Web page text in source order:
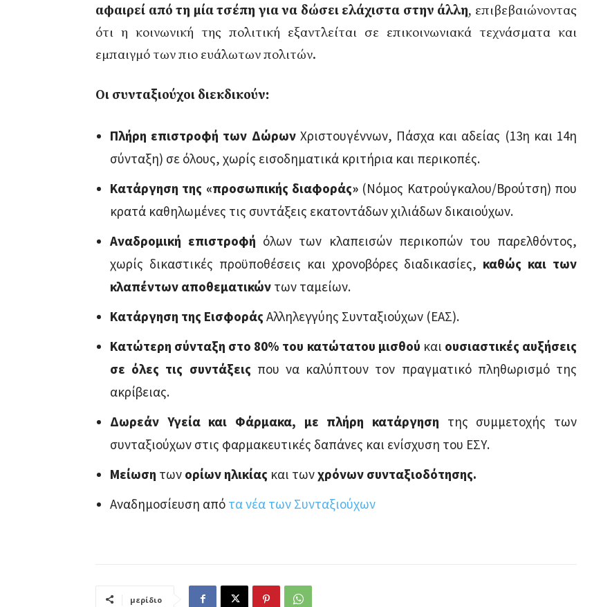
αφαιρεί από τη μία τσέπη για να δώσει ελάχιστα στην άλλη, επιβεβαιώνοντας
ότι η κοινωνική της πολιτική εξαντλείται σε επικοινωνιακά τεχνάσματα και
εμπαιγμό των πιο ευάλωτων πολιτών.
Οι συνταξιούχοι διεκδικούν:
Πλήρη επιστροφή των Δώρων Χριστουγέννων, Πάσχα και αδείας (13η και 14η
σύνταξη) σε όλους, χωρίς εισοδηματικά κριτήρια και περικοπές.
Κατάργηση της «προσωπικής διαφοράς» (Νόμος Κατρούγκαλου/Βρούτση) που
κρατά καθηλωμένες τις συντάξεις εκατοντάδων χιλιάδων δικαιούχων.
Αναδρομική επιστροφή όλων των κλαπεισών περικοπών του παρελθόντος,
χωρίς δικαστικές προϋποθέσεις και χρονοβόρες διαδικασίες,καθώς και των
κλαπέντων αποθεματικών των ταμείων.
Κατάργηση της Εισφοράς Αλληλεγγύης Συνταξιούχων (ΕΑΣ).
Κατώτερη σύνταξη στο 80% του κατώτατου μισθού και ουσιαστικές αυξήσεις
σε όλες τις συντάξεις που να καλύπτουν τον πραγματικό πληθωρισμό της
ακρίβειας.
Δωρεάν Υγεία και Φάρμακα, με πλήρη κατάργηση της συμμετοχής των
συνταξιούχων στις φαρμακευτικές δαπάνες και ενίσχυση του ΕΣΥ.
Μείωση των ορίων ηλικίας και τωνχρόνων συνταξιοδότησης.
Αναδημοσίευση από τα νέα των Συνταξιούχων
μερίδιο